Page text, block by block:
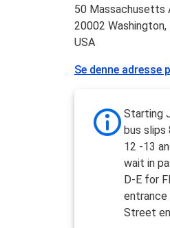
50 Massachusetts
20002 Washington,
USA
Se denne adresse
Starting
bus slips
12 -13
wait in
D-E for
entrance
Street